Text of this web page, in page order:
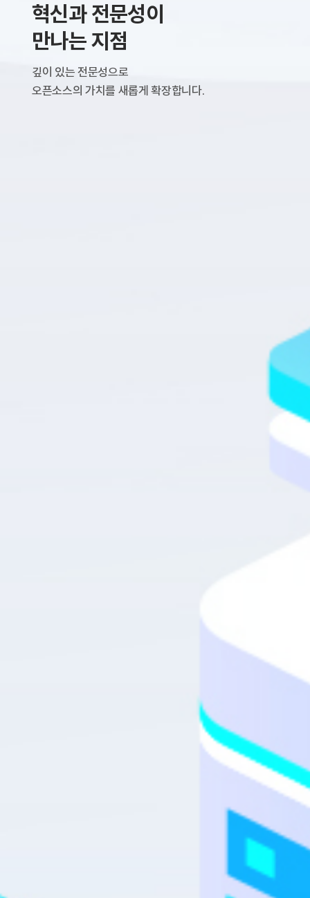
혁신과 전문성이
만나는 지점
깊이 있는 전문성으로
오픈소스의 가치를 새롭게 확장합니다.